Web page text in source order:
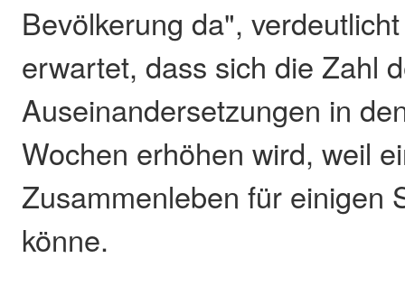
Bevölkerung da",
erwartet, dass sich die Zahl
Auseinandersetzungen in
Wochen erhöhen wird, weil
Zusammenleben für einigen
könne.